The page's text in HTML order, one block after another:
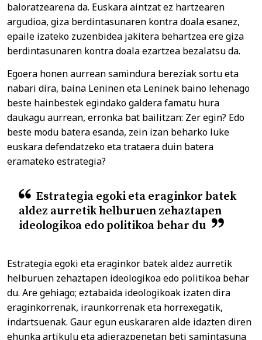
baloratzearena da. Euskara aintzat ez hartzearen
argudioa, giza berdintasunaren kontra doala esanez,
epaile izateko zuzenbidea jakitera behartzea ere giza
berdintasunaren kontra doala ezartzea bezalatsu da.
Egoera honen aurrean samindura bereziak sortu eta
nabari dira, baina Leninen eta Leninek baino lehenago
beste hainbestek egindako galdera famatu hura
daukagu aurrean, erronka bat bailitzan: Zer egin? Edo
beste modu batera esanda, zein izan beharko luke
euskara defendatzeko eta trataera duin batera
eramateko estrategia?
Estrategia egoki eta eraginkor batek
aldez aurretik helburuen zehaztapen
ideologikoa edo politikoa behar du
Estrategia egoki eta eraginkor batek aldez aurretik
helburuen zehaztapen ideologikoa edo politikoa behar
du. Are gehiago; eztabaida ideologikoak izaten dira
eraginkorrenak, iraunkorrenak eta horrexegatik,
indartsuenak. Gaur egun euskararen alde idazten diren
ehunka artikulu eta adierazpenetan beti samintasuna